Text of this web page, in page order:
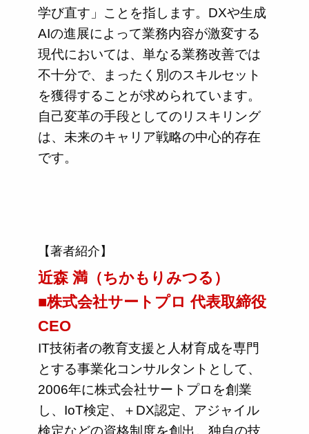
学び直す」ことを指します。DXや生成
AIの進展によって業務内容が激変する
現代においては、単なる業務改善では
不十分で、まったく別のスキルセット
を獲得することが求められています。
自己変革の手段としてのリスキリング
は、未来のキャリア戦略の中心的存在
です。
【著者紹介】
近森 満（ちかもりみつる）
■株式会社サートプロ 代表取締役
CEO
IT技術者の教育支援と人材育成を専門
とする事業化コンサルタントとして、
2006年に株式会社サートプロを創業
し、IoT検定、＋DX認定、アジャイル
検定などの資格制度を創出。独自の技